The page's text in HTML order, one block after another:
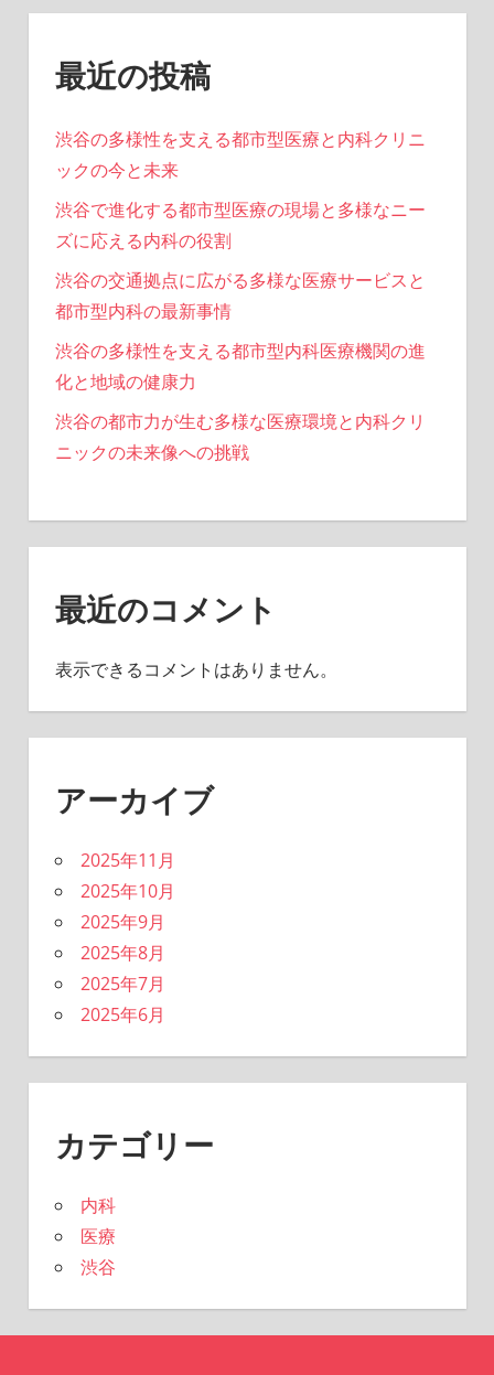
最近の投稿
渋谷の多様性を支える都市型医療と内科クリニ
ックの今と未来
渋谷で進化する都市型医療の現場と多様なニー
ズに応える内科の役割
渋谷の交通拠点に広がる多様な医療サービスと
都市型内科の最新事情
渋谷の多様性を支える都市型内科医療機関の進
化と地域の健康力
渋谷の都市力が生む多様な医療環境と内科クリ
ニックの未来像への挑戦
最近のコメント
表示できるコメントはありません。
アーカイブ
2025年11月
2025年10月
2025年9月
2025年8月
2025年7月
2025年6月
カテゴリー
内科
医療
渋谷